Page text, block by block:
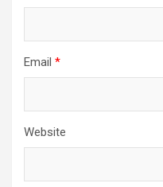
Email *
Website